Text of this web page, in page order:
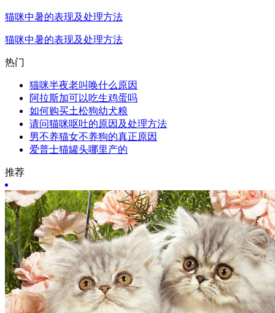
猫咪中暑的表现及处理方法
猫咪中暑的表现及处理方法
热门
猫咪半夜老叫唤什么原因
阿拉斯加可以吃生鸡蛋吗
如何购买土松狗幼犬粮
请问猫咪呕吐的原因及处理方法
男不养猫女不养狗的真正原因
爱普士猫罐头哪里产的
推荐